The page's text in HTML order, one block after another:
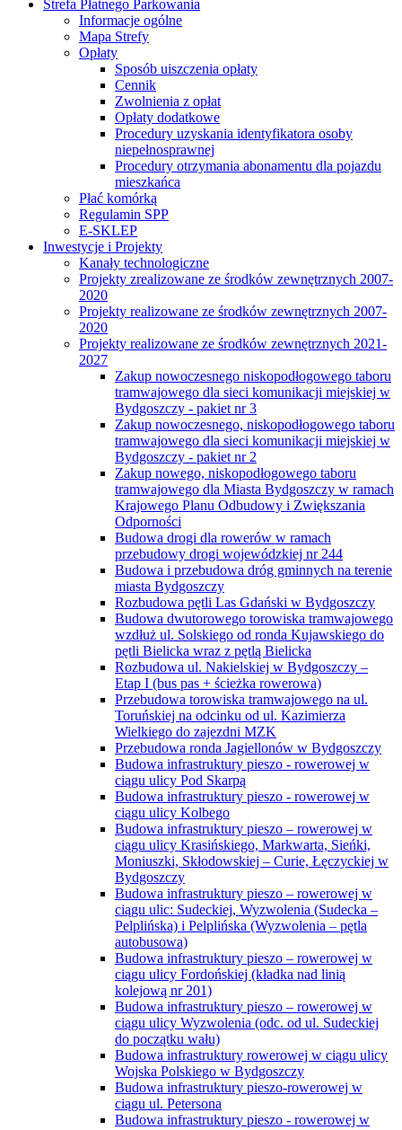
Strefa Płatnego Parkowania
Informacje ogólne
Mapa Strefy
Opłaty
Sposób uiszczenia opłaty
Cennik
Zwolnienia z opłat
Opłaty dodatkowe
Procedury uzyskania identyfikatora osoby
niepełnosprawnej
Procedury otrzymania abonamentu dla pojazdu
mieszkańca
Płać komórką
Regulamin SPP
E-SKLEP
Inwestycje i Projekty
Kanały technologiczne
Projekty zrealizowane ze środków zewnętrznych 2007-
2020
Projekty realizowane ze środków zewnętrznych 2007-
2020
Projekty realizowane ze środków zewnętrznych 2021-
2027
Zakup nowoczesnego niskopodłogowego taboru
tramwajowego dla sieci komunikacji miejskiej w
Bydgoszczy - pakiet nr 3
Zakup nowoczesnego, niskopodłogowego taboru
tramwajowego dla sieci komunikacji miejskiej w
Bydgoszczy - pakiet nr 2
Zakup nowego, niskopodłogowego taboru
tramwajowego dla Miasta Bydgoszczy w ramach
Krajowego Planu Odbudowy i Zwiększania
Odporności
Budowa drogi dla rowerów w ramach
przebudowy drogi wojewódzkiej nr 244
Budowa i przebudowa dróg gminnych na terenie
miasta Bydgoszczy
Rozbudowa pętli Las Gdański w Bydgoszczy
Budowa dwutorowego torowiska tramwajowego
wzdłuż ul. Solskiego od ronda Kujawskiego do
pętli Bielicka wraz z pętlą Bielicka
Rozbudowa ul. Nakielskiej w Bydgoszczy –
Etap I (bus pas + ścieżka rowerowa)
Przebudowa torowiska tramwajowego na ul.
Toruńskiej na odcinku od ul. Kazimierza
Wielkiego do zajezdni MZK
Przebudowa ronda Jagiellonów w Bydgoszczy
Budowa infrastruktury pieszo - rowerowej w
ciągu ulicy Pod Skarpą
Budowa infrastruktury pieszo - rowerowej w
ciągu ulicy Kolbego
Budowa infrastruktury pieszo – rowerowej w
ciągu ulicy Krasińskiego, Markwarta, Sieńki,
Moniuszki, Skłodowskiej – Curie, Łęczyckiej w
Bydgoszczy
Budowa infrastruktury pieszo – rowerowej w
ciągu ulic: Sudeckiej, Wyzwolenia (Sudecka –
Pelplińska) i Pelplińska (Wyzwolenia – pętla
autobusowa)
Budowa infrastruktury pieszo – rowerowej w
ciągu ulicy Fordońskiej (kładka nad linią
kolejową nr 201)
Budowa infrastruktury pieszo – rowerowej w
ciągu ulicy Wyzwolenia (odc. od ul. Sudeckiej
do początku wału)
Budowa infrastruktury rowerowej w ciągu ulicy
Wojska Polskiego w Bydgoszczy
Budowa infrastruktury pieszo-rowerowej w
ciągu ul. Petersona
Budowa infrastruktury pieszo - rowerowej w